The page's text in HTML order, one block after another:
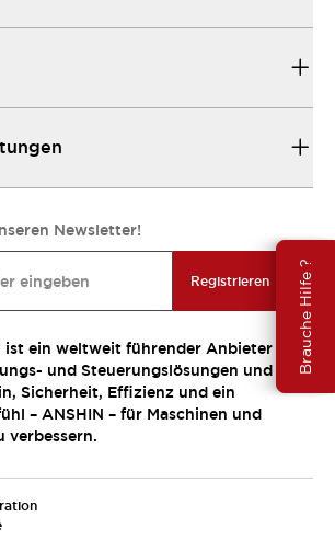
Brauche Hilfe ?
Newsletter!
Registrieren
ist ein weltweit führender Anbieter
und Steuerungslösungen und
Sicherheit, Effizienz und ein
– ANSHIN – für Maschinen und
verbessern.